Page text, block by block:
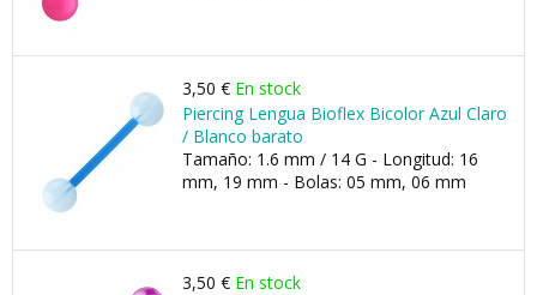
3,50 € En stock
Piercing Lengua Bioflex Bicolor Azul Claro
/ Blanco barato
Tamaño: 1.6 mm / 14 G - Longitud: 16
mm, 19 mm - Bolas: 05 mm, 06 mm
3,50 € En stock